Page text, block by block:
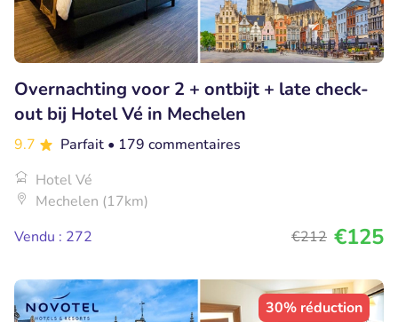
Overnachting voor 2 + ontbijt + late check-
out bij Hotel Vé in Mechelen
9.7 Parfait • 179 commentaires
Hotel Vé
Mechelen (17km)
Vendu : 272
€212 €125
30% réduction